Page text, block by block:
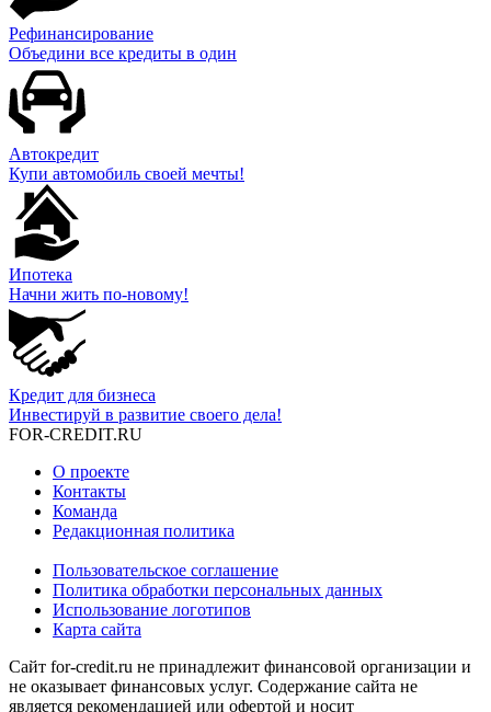
Рефинансирование
Объедини все кредиты в один
Автокредит
Купи автомобиль своей мечты!
Ипотека
Начни жить по-новому!
Кредит для бизнеса
Инвестируй в развитие своего дела!
FOR-CREDIT.RU
О проекте
Контакты
Команда
Редакционная политика
Пользовательское соглашение
Политика обработки персональных данных
Использование логотипов
Карта сайта
Сайт for-credit.ru не принадлежит финансовой организации и
не оказывает финансовых услуг. Содержание сайта не
является рекомендацией или офертой и носит